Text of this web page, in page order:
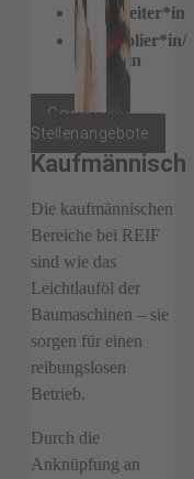
Vorarbeiter*in
Werkpolier*in/
Polier*in
Gewerblich
Stellenangebote
Kaufmännisch
Die kaufmännischen
Bereiche bei REIF
sind wie das
Leichtlauföl der
Baumaschinen – sie
sorgen für einen
reibungslosen
Betrieb.
Durch die
Anknüpfung an